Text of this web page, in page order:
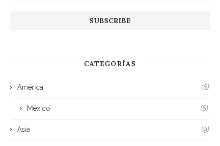
CATEGORÍAS
América (6)
México (6)
Asia (9)